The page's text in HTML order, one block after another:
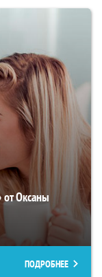
от Оксаны
ПОДРОБНЕЕ